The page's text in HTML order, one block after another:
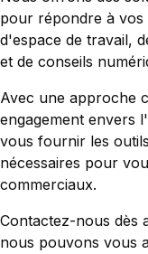
pour répondre à vos
d'espace de travail,
et de conseils
Avec une approche
engagement envers
vous fournir les
nécessaires pour
commerciaux.
Contactez-nous dès
nous pouvons vous